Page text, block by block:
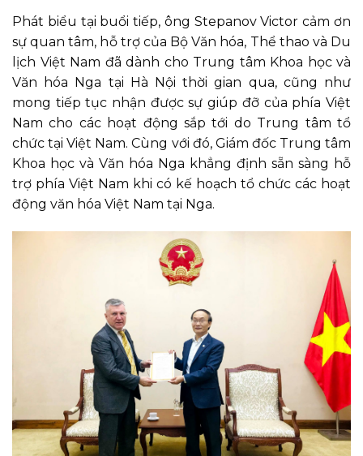
Phát biểu tại buổi tiếp, ông Stepanov Victor cảm ơn
sự quan tâm, hỗ trợ của Bộ Văn hóa, Thể thao và Du
lịch Việt Nam đã dành cho Trung tâm Khoa học và
Văn hóa Nga tại Hà Nội thời gian qua, cũng như
mong tiếp tục nhận được sự giúp đỡ của phía Việt
Nam cho các hoạt động sắp tới do Trung tâm tổ
chức tại Việt Nam. Cùng với đó, Giám đốc Trung tâm
Khoa học và Văn hóa Nga khẳng định sẵn sàng hỗ
trợ phía Việt Nam khi có kế hoạch tổ chức các hoạt
động văn hóa Việt Nam tại Nga.